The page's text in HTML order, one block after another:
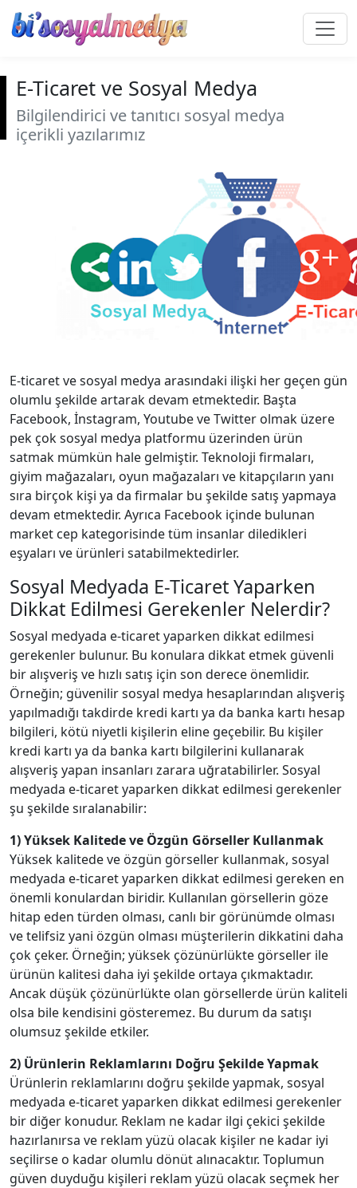
E-Ticaret ve Sosyal Medya
Bilgilendirici ve tanıtıcı sosyal medya
içerikli yazılarımız
E-ticaret ve sosyal medya arasındaki ilişki her geçen gün
olumlu şekilde artarak devam etmektedir. Başta
Facebook, İnstagram, Youtube ve Twitter olmak üzere
pek çok sosyal medya platformu üzerinden ürün
satmak mümkün hale gelmiştir. Teknoloji firmaları,
giyim mağazaları, oyun mağazaları ve kitapçıların yanı
sıra birçok kişi ya da firmalar bu şekilde satış yapmaya
devam etmektedir. Ayrıca Facebook içinde bulunan
market cep kategorisinde tüm insanlar diledikleri
eşyaları ve ürünleri satabilmektedirler.
Sosyal Medyada E-Ticaret Yaparken
Dikkat Edilmesi Gerekenler Nelerdir?
Sosyal medyada e-ticaret yaparken dikkat edilmesi
gerekenler bulunur. Bu konulara dikkat etmek güvenli
bir alışveriş ve hızlı satış için son derece önemlidir.
Örneğin; güvenilir sosyal medya hesaplarından alışveriş
yapılmadığı takdirde kredi kartı ya da banka kartı hesap
bilgileri, kötü niyetli kişilerin eline geçebilir. Bu kişiler
kredi kartı ya da banka kartı bilgilerini kullanarak
alışveriş yapan insanları zarara uğratabilirler. Sosyal
medyada e-ticaret yaparken dikkat edilmesi gerekenler
şu şekilde sıralanabilir:
1) Yüksek Kalitede ve Özgün Görseller Kullanmak
Yüksek kalitede ve özgün görseller kullanmak, sosyal
medyada e-ticaret yaparken dikkat edilmesi gereken en
önemli konulardan biridir. Kullanılan görsellerin göze
hitap eden türden olması, canlı bir görünümde olması
ve telifsiz yani özgün olması müşterilerin dikkatini daha
çok çeker. Örneğin; yüksek çözünürlükte görseller ile
ürünün kalitesi daha iyi şekilde ortaya çıkmaktadır.
Ancak düşük çözünürlükte olan görsellerde ürün kaliteli
olsa bile kendisini gösteremez. Bu durum da satışı
olumsuz şekilde etkiler.
2) Ürünlerin Reklamlarını Doğru Şekilde Yapmak
Ürünlerin reklamlarını doğru şekilde yapmak, sosyal
medyada e-ticaret yaparken dikkat edilmesi gerekenler
bir diğer konudur. Reklam ne kadar ilgi çekici şekilde
hazırlanırsa ve reklam yüzü olacak kişiler ne kadar iyi
seçilirse o kadar olumlu dönüt alınacaktır. Toplumun
güven duyduğu kişileri reklam yüzü olacak seçmek her